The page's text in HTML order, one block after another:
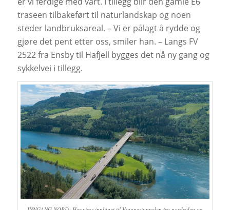
traseen tilbakeført til naturlandskap og noen
steder landbruksareal. – Vi er pålagt å rydde og
gjøre det pent etter oss, smiler han. – Langs FV
2522 fra Ensby til Hafjell bygges det nå ny gang og
sykkelvei i tillegg.